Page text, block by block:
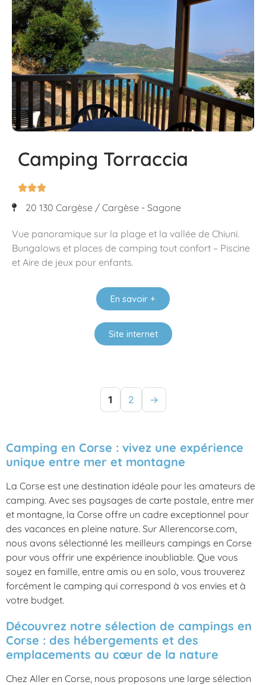
Camping Torraccia

20 130 Cargèse / Cargèse - Sagone
Vue panoramique sur la plage et la vallée de Chiuni.
Bungalows et places de camping tout confort – Piscine
et Aire de jeux pour enfants.
En savoir +
Site internet
1 2 →
Camping en Corse : vivez une expérience
unique entre mer et montagne
La Corse est une destination idéale pour les amateurs de
camping. Avec ses paysages de carte postale, entre mer
et montagne, la Corse offre un cadre exceptionnel pour
des vacances en pleine nature. Sur Allerencorse.com,
nous avons sélectionné les meilleurs campings en Corse
pour vous offrir une expérience inoubliable. Que vous
soyez en famille, entre amis ou en solo, vous trouverez
forcément le camping qui correspond à vos envies et à
votre budget.
Découvrez notre sélection de campings en
Corse : des hébergements et des
emplacements au cœur de la nature
Chez Aller en Corse, nous proposons une large sélection